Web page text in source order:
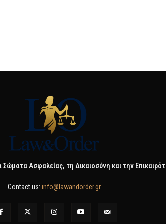
Σώματα Ασφαλείας, τη Δικαιοσύνη και την
Contact us: info@lawandorder.gr